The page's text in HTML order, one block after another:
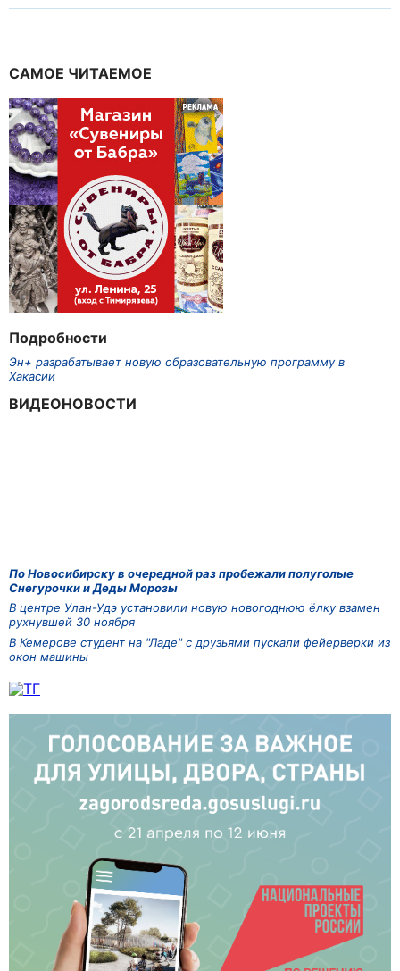
САМОЕ ЧИТАЕМОЕ
Подробности
Эн+ разрабатывает новую образовательную программу в
Хакасии
ВИДЕОНОВОСТИ
По Новосибирску в очередной раз пробежали полуголые
Снегурочки и Деды Морозы
В центре Улан-Удэ установили новую новогоднюю ёлку взамен
рухнувшей 30 ноября
В Кемерове студент на "Ладе" с друзьями пускали фейерверки из
окон машины